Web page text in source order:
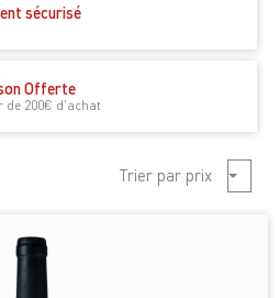
sécurisé
Offerte
de 200€ d'achat
Trier par prix